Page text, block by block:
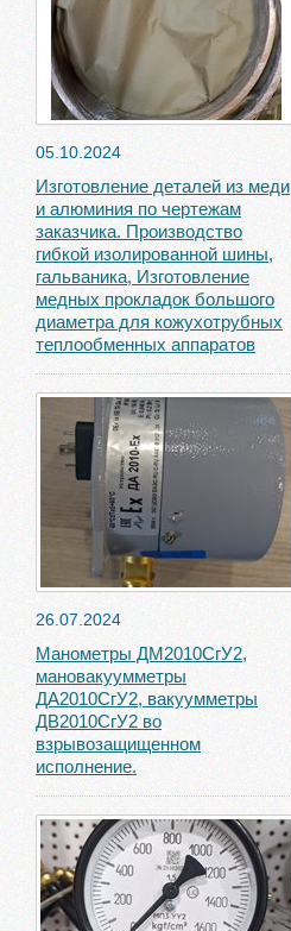
05.10.2024
Изготовление деталей из меди
и алюминия по чертежам
заказчика. Производство
гибкой изолированной шины,
гальваника, Изготовление
медных прокладок большого
диаметра для кожухотрубных
теплообменных аппаратов
26.07.2024
Манометры ДМ2010СгУ2,
мановакуумметры
ДА2010СгУ2, вакуумметры
ДВ2010СгУ2 во
взрывозащищенном
исполнение.